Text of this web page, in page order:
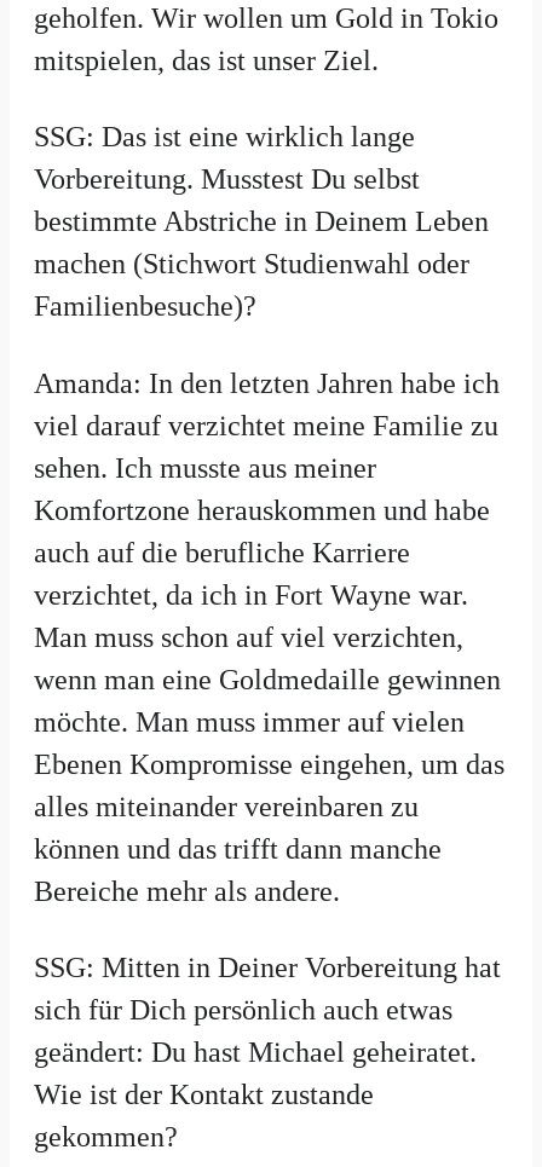
geholfen. Wir wollen um Gold in Tokio
mitspielen, das ist unser Ziel.
SSG: Das ist eine wirklich lange
Vorbereitung. Musstest Du selbst
bestimmte Abstriche in Deinem Leben
machen (Stichwort Studienwahl oder
Familienbesuche)?
Amanda: In den letzten Jahren habe ich
viel darauf verzichtet meine Familie zu
sehen. Ich musste aus meiner
Komfortzone herauskommen und habe
auch auf die berufliche Karriere
verzichtet, da ich in Fort Wayne war.
Man muss schon auf viel verzichten,
wenn man eine Goldmedaille gewinnen
möchte. Man muss immer auf vielen
Ebenen Kompromisse eingehen, um das
alles miteinander vereinbaren zu
können und das trifft dann manche
Bereiche mehr als andere.
SSG: Mitten in Deiner Vorbereitung hat
sich für Dich persönlich auch etwas
geändert: Du hast Michael geheiratet.
Wie ist der Kontakt zustande
gekommen?